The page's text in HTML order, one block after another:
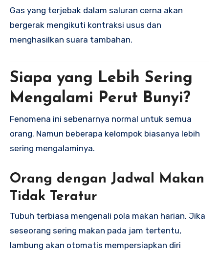
Gas yang terjebak dalam saluran cerna akan
bergerak mengikuti kontraksi usus dan
menghasilkan suara tambahan.
Siapa yang Lebih Sering
Mengalami Perut Bunyi?
Fenomena ini sebenarnya normal untuk semua
orang. Namun beberapa kelompok biasanya lebih
sering mengalaminya.
Orang dengan Jadwal Makan
Tidak Teratur
Tubuh terbiasa mengenali pola makan harian. Jika
seseorang sering makan pada jam tertentu,
lambung akan otomatis mempersiapkan diri